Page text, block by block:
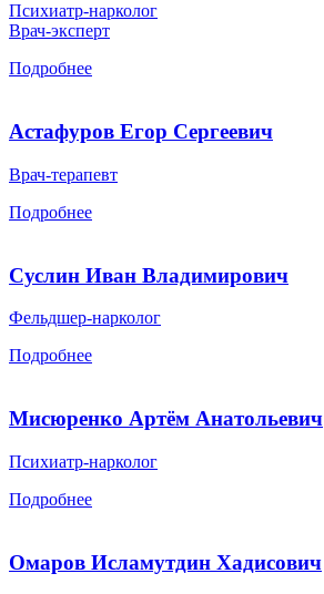
Психиатр-нарколог
Врач-эксперт
Подробнее
Астафуров Егор Сергеевич
Врач-терапевт
Подробнее
Суслин Иван Владимирович
Фельдшер-нарколог
Подробнее
Мисюренко Артём Анатольевич
Психиатр-нарколог
Подробнее
Омаров Исламутдин Хадисович